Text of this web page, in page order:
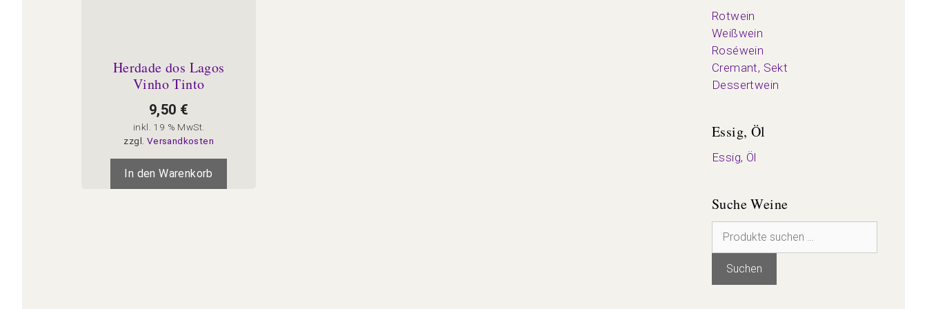
Herdade dos Lagos
Vinho Tinto
9,50 €
inkl. 19 % MwSt.
zzgl. Versandkosten
In den Warenkorb
Rotwein
Weißwein
Roséwein
Cremant, Sekt
Dessertwein
Essig, Öl
Essig, Öl
Suche Weine
Suchen
Suchen